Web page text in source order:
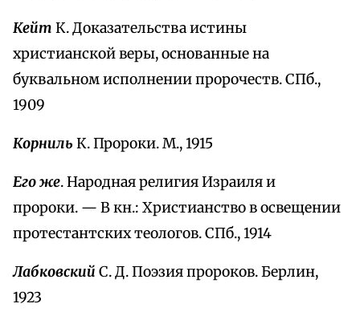
Кейт К. Доказательства истины
христианской веры, основанные на
буквальном исполнении пророчеств. СПб.,
1909
Корниль К. Пророки. М., 1915
Его же. Народная религия Израиля и
пророки. — В кн.: Христианство в освещении
протестантских теологов. СПб., 1914
Лабковский С. Д. Поэзия пророков. Берлин,
1923